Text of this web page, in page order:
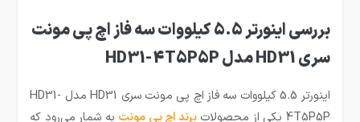
بررسی اینورتر 5.5 کیلووات سه فاز اچ پی مونت
سری HD31 مدل HD31-4T5P5P
اینورتر 5.5 کیلووات سه فاز اچ پی مونت سری HD31 مدل HD31-
4T5P5P یکی از محصولات
برند اچ پی مونت به شمار می‌رود که